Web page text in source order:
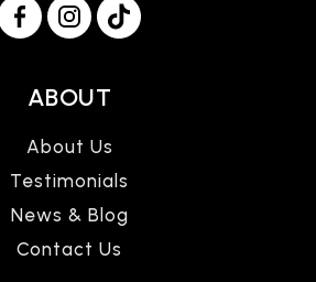
ABOUT
About Us
Testimonials
News & Blog
Contact Us